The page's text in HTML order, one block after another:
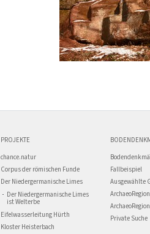
PROJEKTE
chance.natur
Corpus der römischen Funde
Der Niedergermanische Limes
Der Niedergermanische Limes
ist Welterbe
Eifelwasserleitung Hürth
Kloster Heisterbach
Fallbeispiel
Ausgewählte
Private Suche